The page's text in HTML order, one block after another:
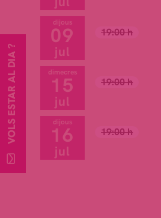
VOLS ESTAR AL DIA ?
dijous
09
jul
19:00 h
dimecres
15
jul
19:00 h
dijous
16
jul
19:00 h